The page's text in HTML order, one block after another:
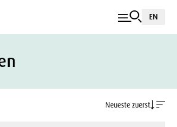
EN
Neueste zuerst